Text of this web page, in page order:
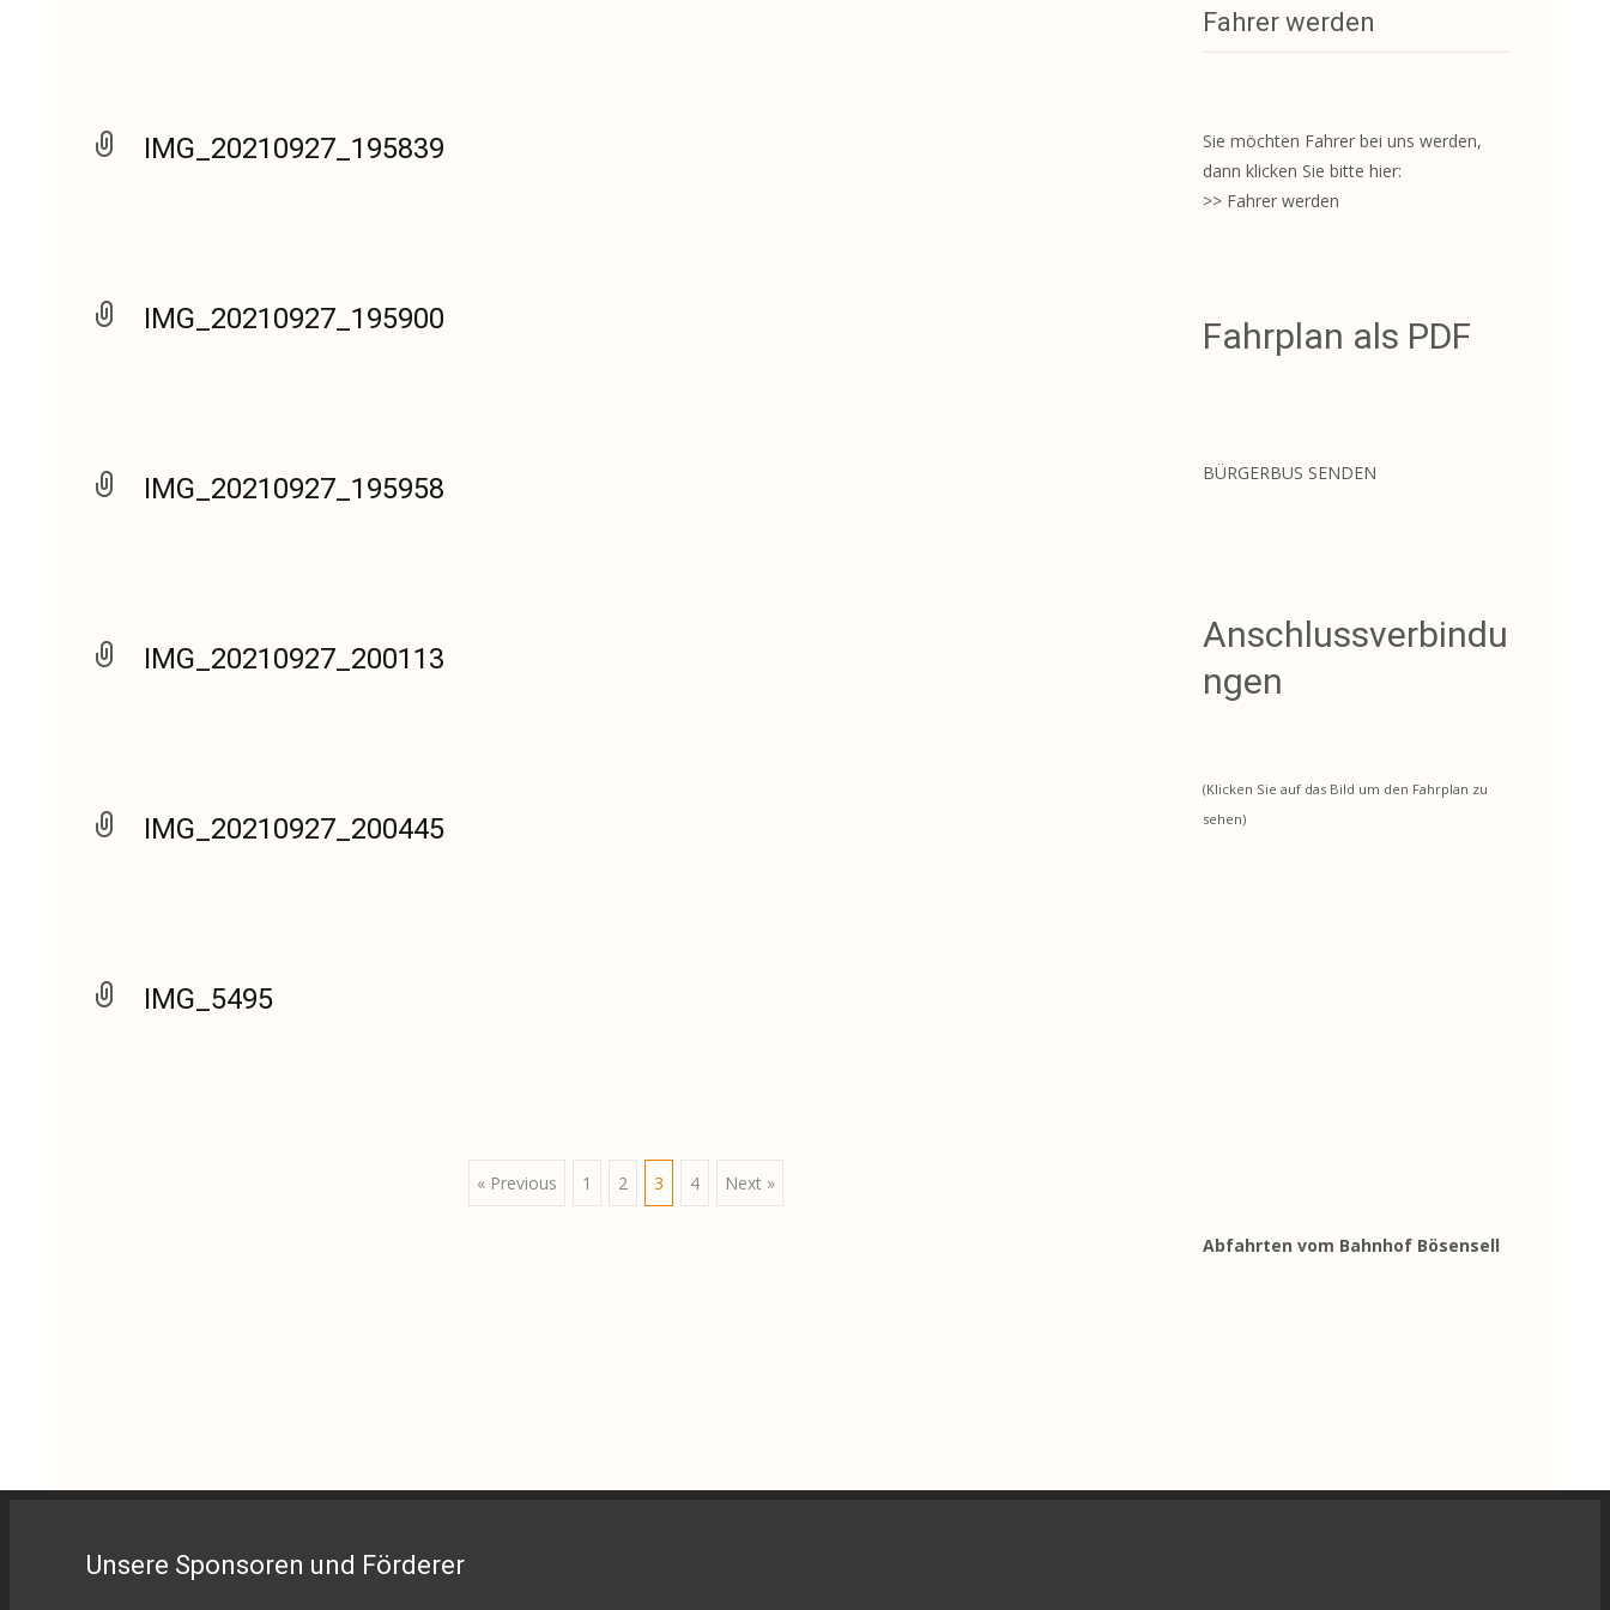
IMG_20210927_195839
IMG_20210927_195900
IMG_20210927_195958
IMG_20210927_200113
IMG_20210927_200445
IMG_5495
« Previous 1 2 3 4 Next »
sFahrer werden
Sie möchten Fahrer bei uns werden,
dann klicken Sie bitte hier:
>> Fahrer werden
Fahrplan als PDF
BÜRGERBUS SENDEN
Anschlussverbindu
ngen
(Klicken Sie auf das Bild um den Fahrplan zu
sehen)
Abfahrten vom Bahnhof Bösensell
Unsere Sponsoren und Förderer